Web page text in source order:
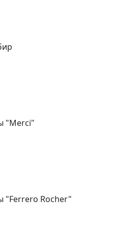
"Merci"
"Ferrero Rocher"